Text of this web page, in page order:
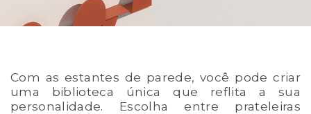
Com as estantes de parede, você pode criar
uma biblioteca única que reflita a sua
personalidade. Escolha entre prateleiras